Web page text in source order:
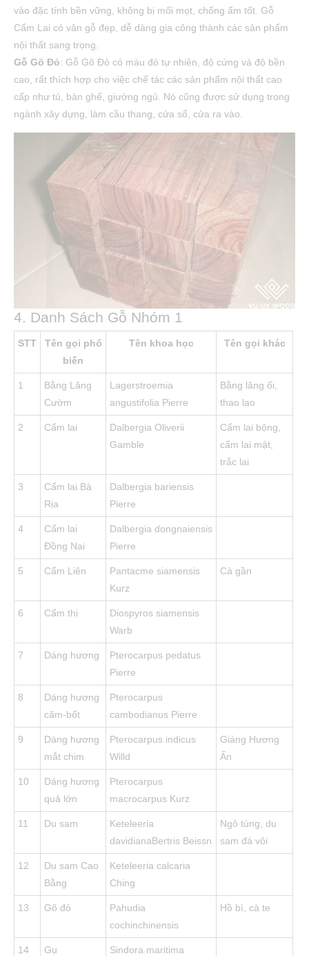
vào đặc tính bền vững, không bị mối mọt, chống ẩm tốt. Gỗ
Cẩm Lai có vân gỗ đẹp, dễ dàng gia công thành các sản phẩm
nội thất sang trọng.
Gỗ Gõ Đỏ: Gỗ Gõ Đỏ có màu đỏ tự nhiên, độ cứng và độ bền
cao, rất thích hợp cho việc chế tác các sản phẩm nội thất cao
cấp như tủ, bàn ghế, giường ngủ. Nó cũng được sử dụng trong
ngành xây dựng, làm cầu thang, cửa sổ, cửa ra vào.
4. Danh Sách Gỗ Nhóm 1
STT
Tên gọi phổ
biến
Tên khoa học Tên gọi khác
1
Bằng Lăng
Cườm
Lagerstroemia
angustifolia Pierre
Bằng lăng ổi,
thao lao
2 Cẩm lai
Dalbergia Oliverii
Gamble
Cẩm lai bộng,
cẩm lai mật,
trắc lai
3
Cẩm lai Bà
Rịa
Dalbergia bariensis
Pierre
4
Cẩm lai
Đồng Nai
Dalbergia dongnaiensis
Pierre
5 Cẩm Liên
Pantacme siamensis
Kurz
Cà gần
6 Cẩm thị
Diospyros siamensis
Warb
7 Dáng hương
Pterocarpus pedatus
Pierre
8
Dáng hương
căm-bốt
Pterocarpus
cambodianus Pierre
9
Dáng hương
mắt chim
Pterocarpus indicus
Willd
Giáng Hương
Ấn
10
Dáng hương
quả lớn
Pterocarpus
macrocarpus Kurz
11 Du sam
Keteleeria
davidianaBertris Beissn
Ngô tùng, du
sam đá vôi
12
Du sam Cao
Bằng
Keteleeria calcaria
Ching
13 Gõ đỏ
Pahudia
cochinchinensis
Hồ bì, cà te
14 Gụ Sindora maritima